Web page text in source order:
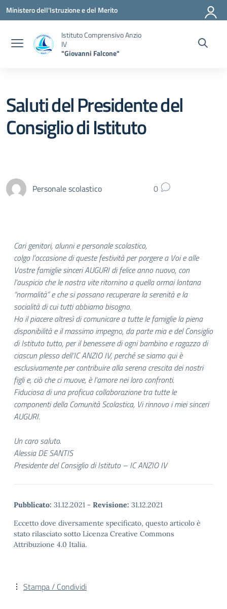
Vai ai contenuti
Vai al menu di navigazione
Vai al footer
Ministero dell'Istruzione e del Merito
Istituto Comprensivo Anzio
IV
"Giovanni Falcone"
Saluti del Presidente del
Consiglio di Istituto
Personale scolastico 0
Cari genitori, alunni e personale scolastico,
colgo l’occasione di queste festività per porgere a Voi e alle
Vostre famiglie sinceri AUGURI di felice anno nuovo, con
l’auspicio che le nostra vite ritornino a quella ormai lontana
“normalità” e che si possano recuperare la serenità e la
socialità di cui tutti abbiamo bisogno.
Ho il piacere altresì di comunicare a tutte le famiglie la piena
disponibilità e il massimo impegno, da parte mia e del Consiglio
di Istituto tutto, per il benessere di ogni bambino e ragazzo di
ciascun plesso dell’IC ANZIO IV, perché se siamo qui è
esclusivamente per contribuire alla serena crescita dei nostri
figli e, ciò che ci muove, è l’amore nei loro confronti.
Fiduciosa di una proficua collaborazione tra tutte le
componenti della Comunità Scolastica, Vi rinnovo i miei sinceri
AUGURI.
Un caro saluto.
Alessia DE SANTIS
Presidente del Consiglio di Istituto – IC ANZIO IV
Pubblicato: 31.12.2021 - Revisione: 31.12.2021
Eccetto dove diversamente specificato, questo articolo è
stato rilasciato sotto Licenza Creative Commons
Attribuzione 4.0 Italia.
Stampa / Condividi